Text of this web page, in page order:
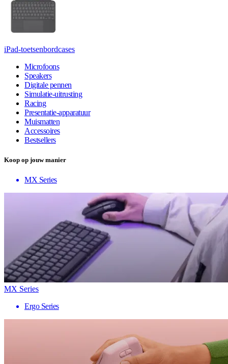
iPad-toetsenbordcases
Microfoons
Speakers
Digitale pennen
Simulatie-uitrusting
Racing
Presentatie-apparatuur
Muismatten
Accessoires
Bestsellers
Koop op jouw manier
MX Series
MX Series
Ergo Series